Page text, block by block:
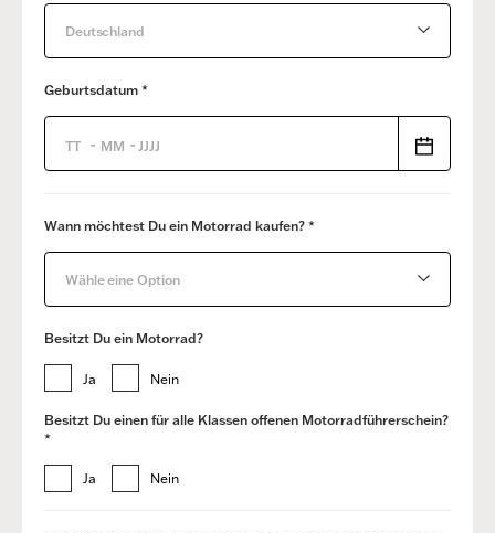
Deutschland
Geburtsdatum *
- -
Wann möchtest Du ein Motorrad kaufen? *
Wähle eine Option
Besitzt Du ein Motorrad?
Ja Nein
Besitzt Du einen für alle Klassen offenen Motorradführerschein?
*
Ja Nein